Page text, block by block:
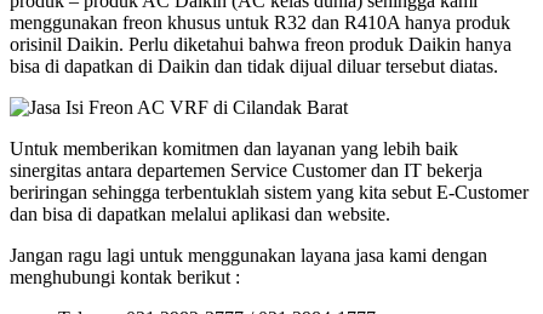
menggunakan freon khusus untuk R32 dan R410A hanya produk
orisinil Daikin. Perlu diketahui bahwa freon produk Daikin hanya
bisa di dapatkan di Daikin dan tidak dijual diluar tersebut diatas.
Untuk memberikan komitmen dan layanan yang lebih baik
sinergitas antara departemen Service Customer dan IT bekerja
beriringan sehingga terbentuklah sistem yang kita sebut E-Customer
dan bisa di dapatkan melalui aplikasi dan website.
Jangan ragu lagi untuk menggunakan layana jasa kami dengan
menghubungi kontak berikut :